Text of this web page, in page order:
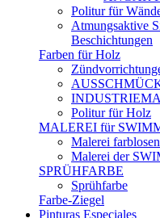
Politur für
Atmungsaktive
Beschichtungen
Farben für Holz
Politur für Holz
MALEREI für
Malerei
Malerei der
SPRÜHFARBE
Sprühfarbe
Farbe-Ziegel
Pinturas Especiales